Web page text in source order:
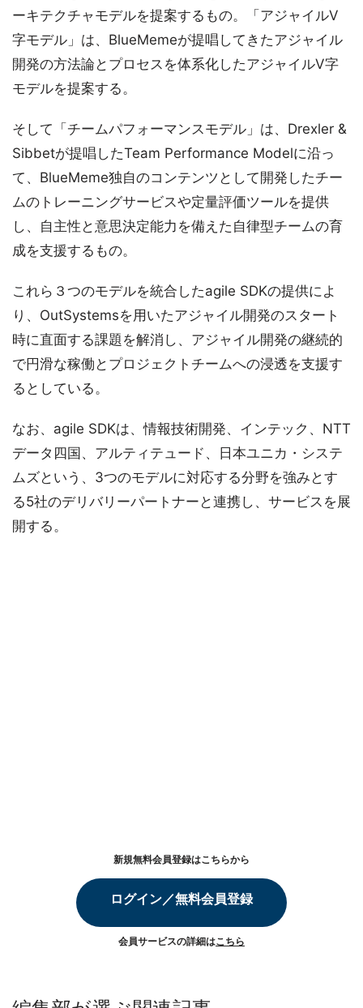
ーキテクチャモデルを提案するもの。「アジャイルV
字モデル」は、BlueMemeが提唱してきたアジャイル
開発の方法論とプロセスを体系化したアジャイルV字
モデルを提案する。
そして「チームパフォーマンスモデル」は、Drexler &
Sibbetが提唱したTeam Performance Modelに沿っ
て、BlueMeme独自のコンテンツとして開発したチー
ムのトレーニングサービスや定量評価ツールを提供
し、自主性と意思決定能力を備えた自律型チームの育
成を支援するもの。
これら３つのモデルを統合したagile SDKの提供によ
り、OutSystemsを用いたアジャイル開発のスタート
時に直面する課題を解消し、アジャイル開発の継続的
で円滑な稼働とプロジェクトチームへの浸透を支援す
るとしている。
なお、agile SDKは、情報技術開発、インテック、NTT
データ四国、アルティテュード、日本ユニカ・システ
ムズという、3つのモデルに対応する分野を強みとす
る5社のデリバリーパートナーと連携し、サービスを展
開する。
新規無料会員登録はこちらから
ログイン／無料会員登録
会員サービスの詳細はこちら